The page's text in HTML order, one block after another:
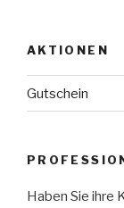
AKTIONEN
Gutschein
Haben Sie ihre